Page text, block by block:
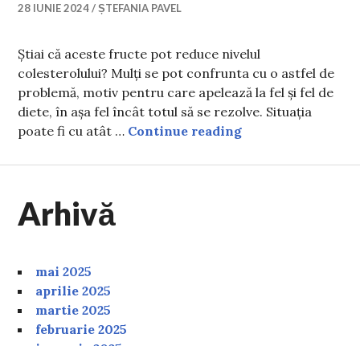
28 IUNIE 2024 ȘTEFANIA PAVEL
Știai că aceste fructe pot reduce nivelul
colesterolului? Mulți se pot confrunta cu o astfel de
problemă, motiv pentru care apelează la fel și fel de
diete, în așa fel încât totul să se rezolve. Situația
poate fi cu atât … Continue readingDouă porții pe zi
Arhivă
mai 2025
aprilie 2025
martie 2025
februarie 2025